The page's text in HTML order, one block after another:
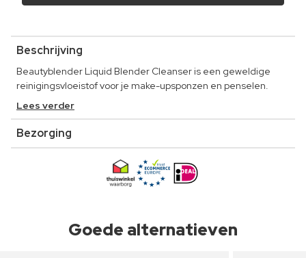
Beschrijving
Beautyblender Liquid Blender Cleanser is een geweldige
reinigingsvloeistof voor je make-upsponzen en penselen.
Lees verder
Bezorging
Goede alternatieven